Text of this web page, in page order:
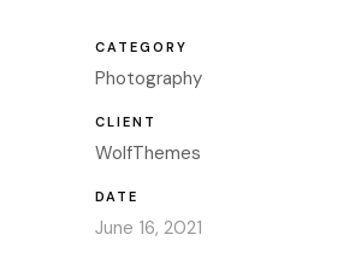
CATEGORY
Photography
CLIENT
WolfThemes
DATE
June 16, 2021